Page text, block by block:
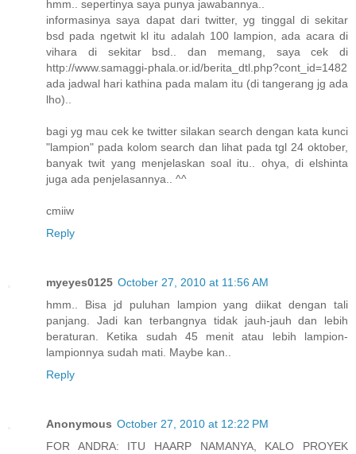
hmm.. sepertinya saya punya jawabannya..
informasinya saya dapat dari twitter, yg tinggal di sekitar
bsd pada ngetwit kl itu adalah 100 lampion, ada acara di
vihara di sekitar bsd.. dan memang, saya cek di
http://www.samaggi-phala.or.id/berita_dtl.php?cont_id=1482
ada jadwal hari kathina pada malam itu (di tangerang jg ada
lho)..
bagi yg mau cek ke twitter silakan search dengan kata kunci
"lampion" pada kolom search dan lihat pada tgl 24 oktober,
banyak twit yang menjelaskan soal itu.. ohya, di elshinta
juga ada penjelasannya.. ^^
cmiiw
Reply
myeyes0125 October 27, 2010 at 11:56 AM
hmm.. Bisa jd puluhan lampion yang diikat dengan tali
panjang. Jadi kan terbangnya tidak jauh-jauh dan lebih
beraturan. Ketika sudah 45 menit atau lebih lampion-
lampionnya sudah mati. Maybe kan..
Reply
Anonymous October 27, 2010 at 12:22 PM
FOR ANDRA: ITU HAARP NAMANYA, KALO PROYEK